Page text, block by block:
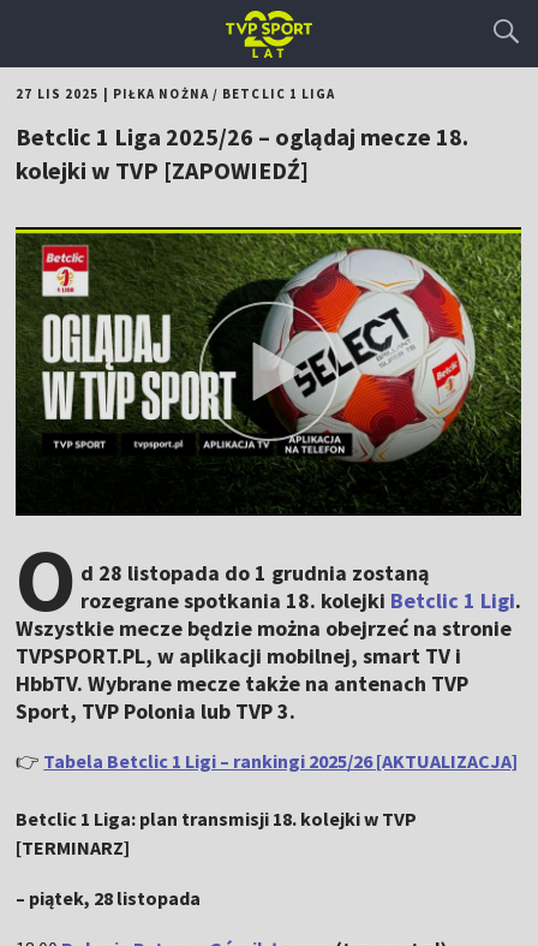
27 LIS 2025 PIŁKA NOŻNA/ BETCLIC 1 LIGA
Betclic 1 Liga 2025/26 – oglądaj mecze 18.
kolejki w TVP [ZAPOWIEDŹ]
O d 28 listopada do 1 grudnia zostaną
rozegrane spotkania 18. kolejki Betclic 1 Ligi.
Wszystkie mecze będzie można obejrzeć na stronie
TVPSPORT.PL, w aplikacji mobilnej, smart TV i
HbbTV. Wybrane mecze także na antenach TVP
Sport, TVP Polonia lub TVP 3.
👉 Tabela Betclic 1 Ligi – rankingi 2025/26 [AKTUALIZACJA]
Betclic 1 Liga: plan transmisji 18. kolejki w TVP
[TERMINARZ]
– piątek, 28 listopada